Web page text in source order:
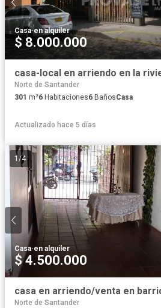
Casa·en alquiler
$ 8.000.000
casa-local en arriendo en la
Norte de Santander
301 m²6 Habitaciones6 BañosCasa
Actualizado hace 5 días
1 /4
Casa·en alquiler
$ 4.500.000
Norte de Santander